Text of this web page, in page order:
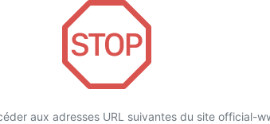
aux adresses URL suivantes du site official-